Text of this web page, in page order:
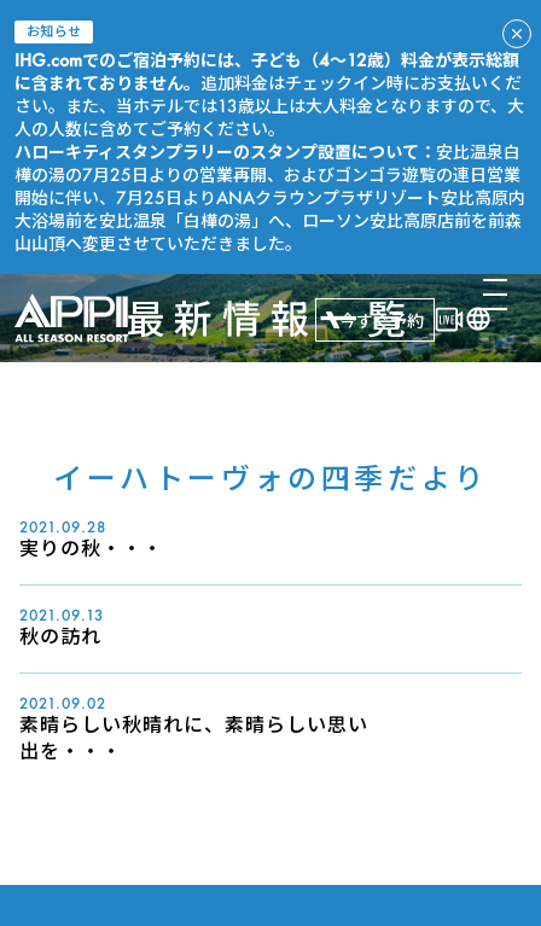
お知らせ
IHG.comでのご宿泊予約には、子ども（4～12歳）料金が表示総額
に含まれておりません。 追加料金はチェックイン時にお支払いくだ
さい。また、当ホテルでは13歳以上は大人料金となりますので、大
人の人数に含めてご予約ください。
ハローキティスタンプラリーのスタンプ設置について： 安比温泉白
樺の湯の7月25日よりの営業再開、およびゴンゴラ遊覧の連日営業
開始に伴い、7月25日よりANAクラウンプラザリゾート安比高原内
大浴場前を安比温泉「白樺の湯」へ、ローソン安比高原店前を前森
山山頂へ変更させていただきました。
今すぐ予約
最新情報一覧
イーハトーヴォの四季だより
2021.09.28
実りの秋・・・
2021.09.13
秋の訪れ
2021.09.02
素晴らしい秋晴れに、素晴らしい思い
出を・・・